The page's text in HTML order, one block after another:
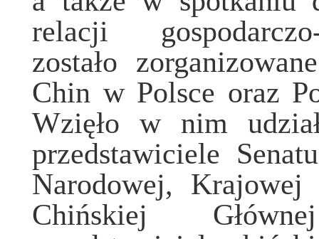
relacji
zostało
Chin w Polsce oraz
Wzięło w nim
przedstawiciele
Narodowej, Krajowej
Chińskiej